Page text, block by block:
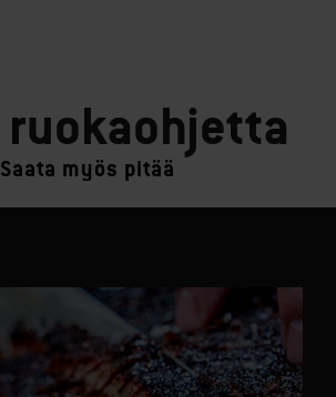
ruokaohjetta
Saata myös pitää